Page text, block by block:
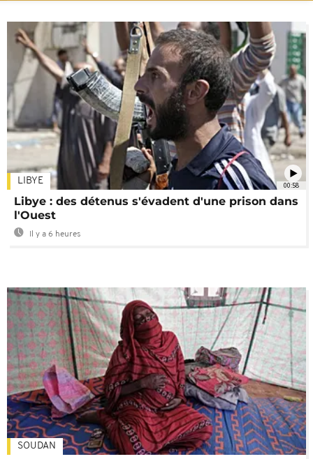
00:58
LIBYE
Libye : des détenus s'évadent d'une prison dans
l'Ouest
Il y a 6 heures
SOUDAN